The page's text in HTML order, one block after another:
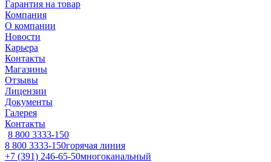
Гарантия на товар
Компания
О компании
Новости
Карьера
Контакты
Магазины
Отзывы
Лицензии
Документы
Галерея
Контакты
8 800 3333-150
8 800 3333-150горячая линия
+7 (391) 246-65-50многоканальный